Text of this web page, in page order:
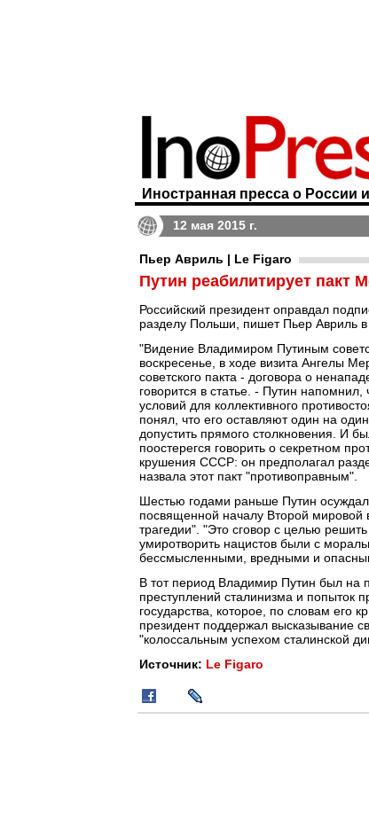
Иностранная пресса о России
12 мая 2015 г.
Пьер Авриль | Le Figaro
Путин реабилитирует пакт
Российский президент оправдал
разделу Польши, пишет Пьер Авриль в
"Видение Владимиром Путиным
воскресенье, в ходе визита Ангелы
советского пакта - договора о
говорится в статье. - Путин
условий для коллективного
понял, что его оставляют один на
допустить прямого столкновения. И
поостерегся говорить о секретном
крушения СССР: он предполагал
назвала этот пакт "противоправным".
Шестью годами раньше Путин осуждал
посвященной началу Второй мировой
трагедии". "Это сговор с целью
умиротворить нацистов были с
бессмысленными, вредными и
В тот период Владимир Путин был на
преступлений сталинизма и попыток
государства, которое, по словам его
президент поддержал высказывание
"колоссальным успехом сталинской
Источник: Le Figaro